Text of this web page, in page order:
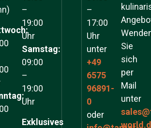
–
19:00
Uhr
Samstag:
09:00
–
19:00
Uhr
Exklusives
–
17:00
Uhr
unter
+49
6575
96891-
0
oder
Sie
sich
per
Mail
unter